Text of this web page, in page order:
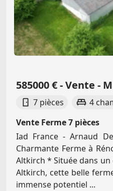
585000 € - Vente -
7 pièces 4
Vente Ferme 7 pièces
Iad France - Arnaud
Charmante Ferme à
Altkirch * Située dans
Altkirch, cette belle
immense potentiel ...